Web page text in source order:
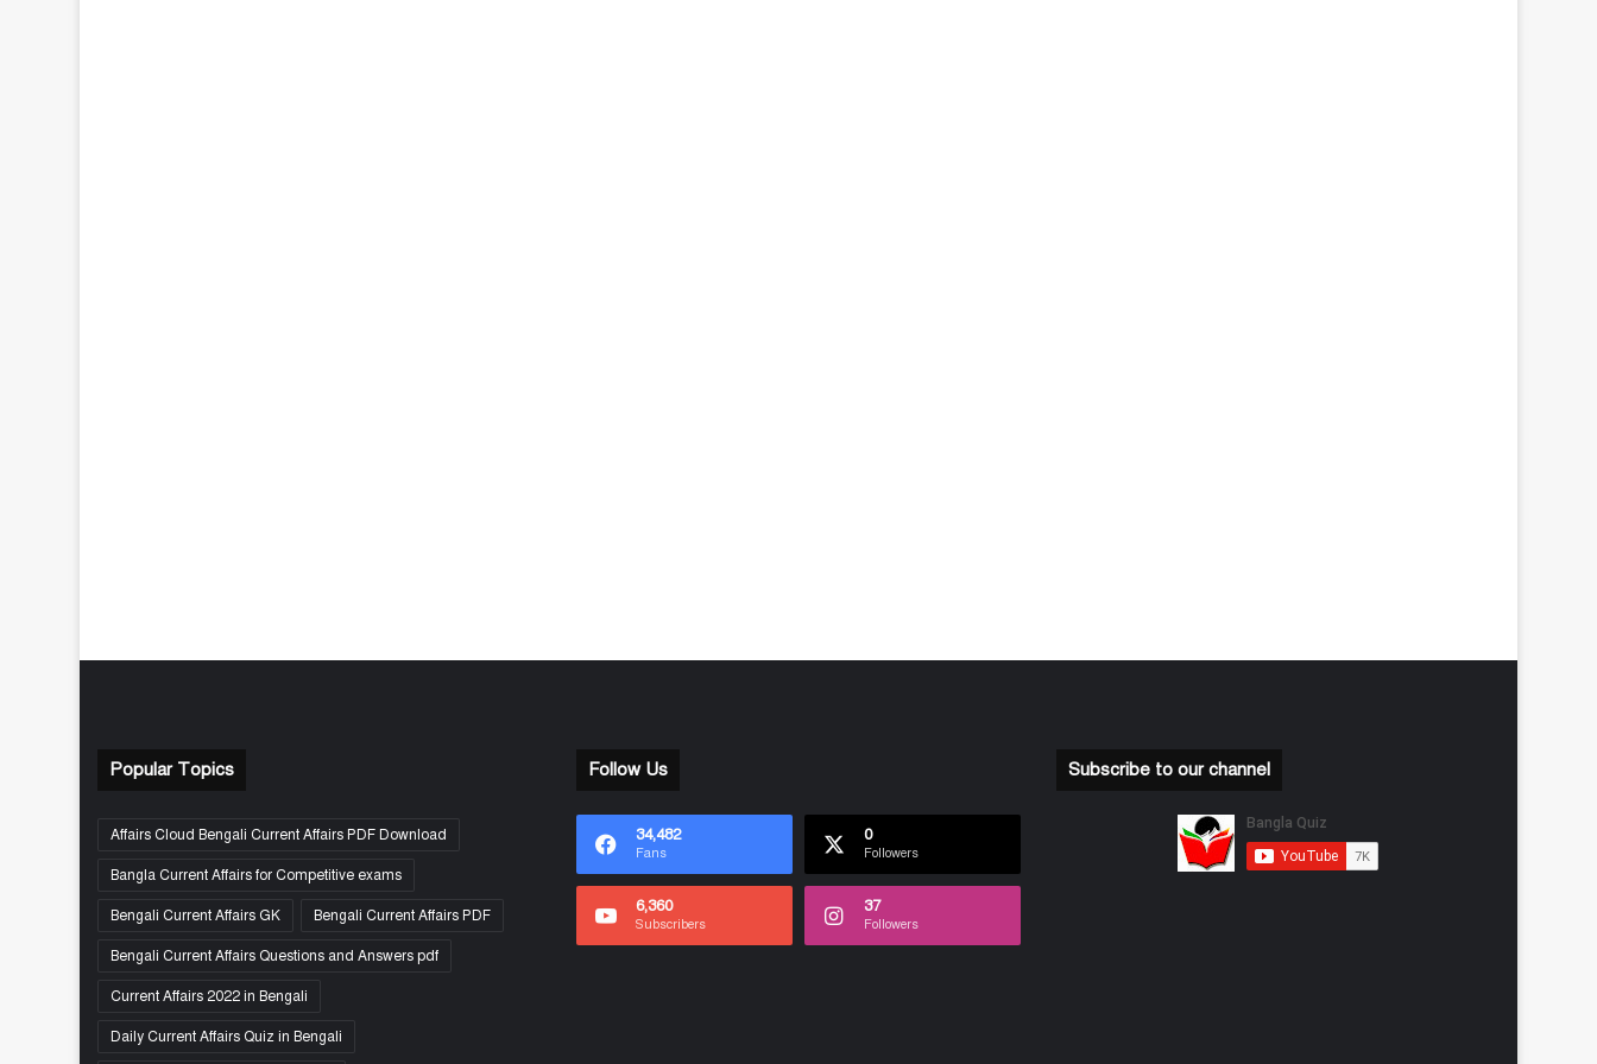
Popular Topics
Affairs Cloud Bengali Current Affairs PDF Download
Bangla Current Affairs for Competitive exams
Bengali Current Affairs GK Bengali Current Affairs PDF
Bengali Current Affairs Questions and Answers pdf
Current Affairs 2022 in Bengali
Daily Current Affairs Quiz in Bengali
Follow Us
34,482
Fans
0
Followers
6,360
Subscribers
37
Followers
Subscribe to our channel